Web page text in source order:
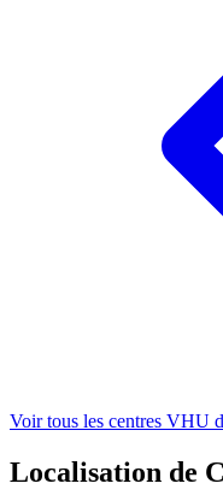
Voir tous les centres VHU
Localisation de